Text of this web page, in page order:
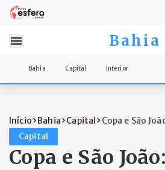
Bahia
Bahia Capital Interior
Início Bahia Capital
Copa e São
Capital
Copa e São